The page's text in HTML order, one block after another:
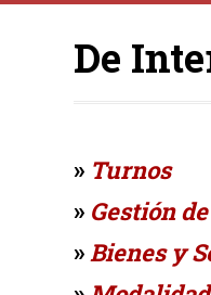
De
» Turnos
» Gestión
»Bienes y